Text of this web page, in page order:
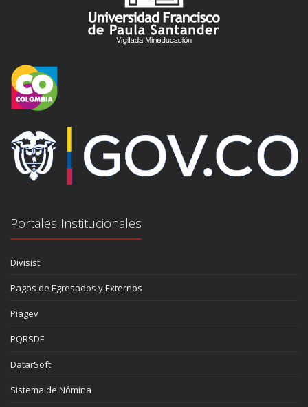
Portales Institucionales
Divisist
Pagos de Egresados y Externos
Piagev
PQRSDF
DatarSoft
Sistema de Nómina